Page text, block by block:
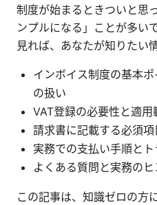
制度が始まるときついと思
ンプルになる」ことが多い
見れば、あなたが知りたい
インボイス制度の基本
の扱い
VAT登録の必要性と適用
請求書に記載する必須
実務での支払い手順と
よくある質問と実務のヒ
この記事は、知識ゼロの方